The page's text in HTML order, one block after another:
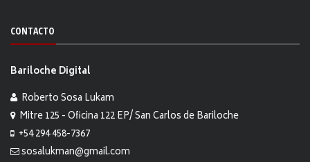
CONTACTO
Bariloche Digital
Roberto Sosa Lukam
Mitre 125 - Oficina 122 EP/ San Carlos de Bariloche
+54 294 458-7367
sosalukman@gmail.com